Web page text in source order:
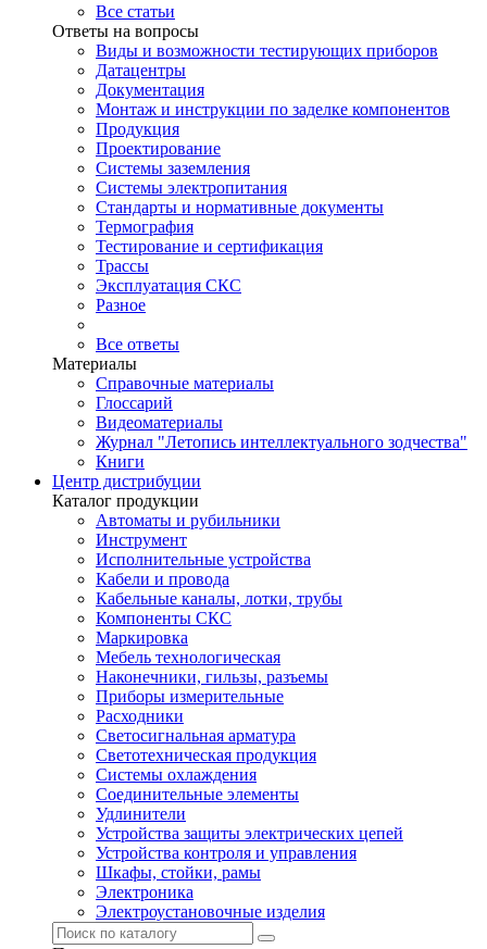
Все статьи
Ответы на вопросы
Виды и возможности тестирующих приборов
Датацентры
Документация
Монтаж и инструкции по заделке компонентов
Продукция
Проектирование
Системы заземления
Системы электропитания
Стандарты и нормативные документы
Термография
Тестирование и сертификация
Трассы
Эксплуатация СКС
Разное
Все ответы
Материалы
Справочные материалы
Глоссарий
Видеоматериалы
Журнал "Летопись интеллектуального зодчества"
Книги
Центр дистрибуции
Каталог продукции
Автоматы и рубильники
Инструмент
Исполнительные устройства
Кабели и провода
Кабельные каналы, лотки, трубы
Компоненты СКС
Маркировка
Мебель технологическая
Наконечники, гильзы, разъемы
Приборы измерительные
Расходники
Светосигнальная арматура
Светотехническая продукция
Системы охлаждения
Соединительные элементы
Удлинители
Устройства защиты электрических цепей
Устройства контроля и управления
Шкафы, стойки, рамы
Электроника
Электроустановочные изделия